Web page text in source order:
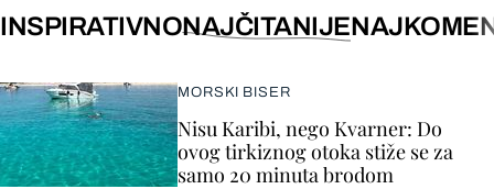
INSPIRATIVNONAJČITANIJE
MORSKI BISER
Nisu Karibi, nego Kvarner: Do
ovog tirkiznog otoka stiže se za
samo 20 minuta brodom